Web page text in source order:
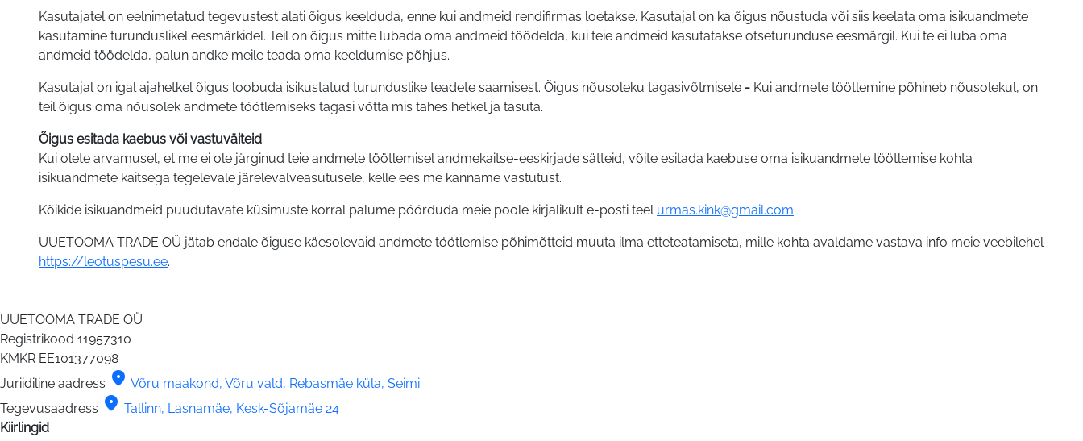
Kasutajatel on eelnimetatud tegevustest alati õigus keelduda, enne kui andmeid rendifirmas loetakse. Kasutajal on ka õigus nõustuda või siis keelata oma isikuandmete
kasutamine turunduslikel eesmärkidel. Teil on õigus mitte lubada oma andmeid töödelda, kui teie andmeid kasutatakse otseturunduse eesmärgil. Kui te ei luba oma
andmeid töödelda, palun andke meile teada oma keeldumise põhjus.
Kasutajal on igal ajahetkel õigus loobuda isikustatud turunduslike teadete saamisest. Õigus nõusoleku tagasivõtmisele - Kui andmete töötlemine põhineb nõusolekul, on
teil õigus oma nõusolek andmete töötlemiseks tagasi võtta mis tahes hetkel ja tasuta.
Õigus esitada kaebus või vastuväiteid
Kui olete arvamusel, et me ei ole järginud teie andmete töötlemisel andmekaitse-eeskirjade sätteid, võite esitada kaebuse oma isikuandmete töötlemise kohta
isikuandmete kaitsega tegelevale järelevalveasutusele, kelle ees me kanname vastutust.
Kõikide isikuandmeid puudutavate küsimuste korral palume pöörduda meie poole kirjalikult e-posti teel urmas.kink@gmail.com
UUETOOMA TRADE OÜ jätab endale õiguse käesolevaid andmete töötlemise põhimõtteid muuta ilma etteteatamiseta, mille kohta avaldame vastava info meie veebilehel
https://leotuspesu.ee.
UUETOOMA TRADE OÜ
Registrikood 11957310
KMKR EE101377098
Juriidiline aadress location_on Võru maakond, Võru vald, Rebasmäe küla, Seimi
Tegevusaadress location_on Tallinn, Lasnamäe, Kesk-Sõjamäe 24
Kiirlingid